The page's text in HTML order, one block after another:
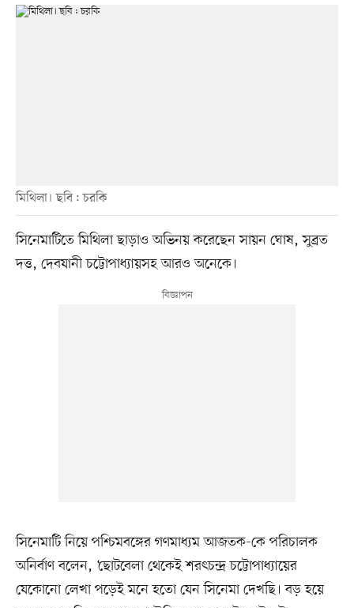
মিথিলা। ছবি : চরকি
সিনেমাটিতে মিথিলা ছাড়াও অভিনয় করেছেন সায়ন ঘোষ, সুব্রত
দত্ত, দেবযানী চট্টোপাধ্যায়সহ আরও অনেকে।
সিনেমাটি নিয়ে পশ্চিমবঙ্গের গণমাধ্যম আজতক-কে পরিচালক
অনির্বাণ বলেন, ‘ছোটবেলা থেকেই শরৎচন্দ্র চট্টোপাধ্যায়ের
যেকোনো লেখা পড়েই মনে হতো যেন সিনেমা দেখছি। বড় হয়ে